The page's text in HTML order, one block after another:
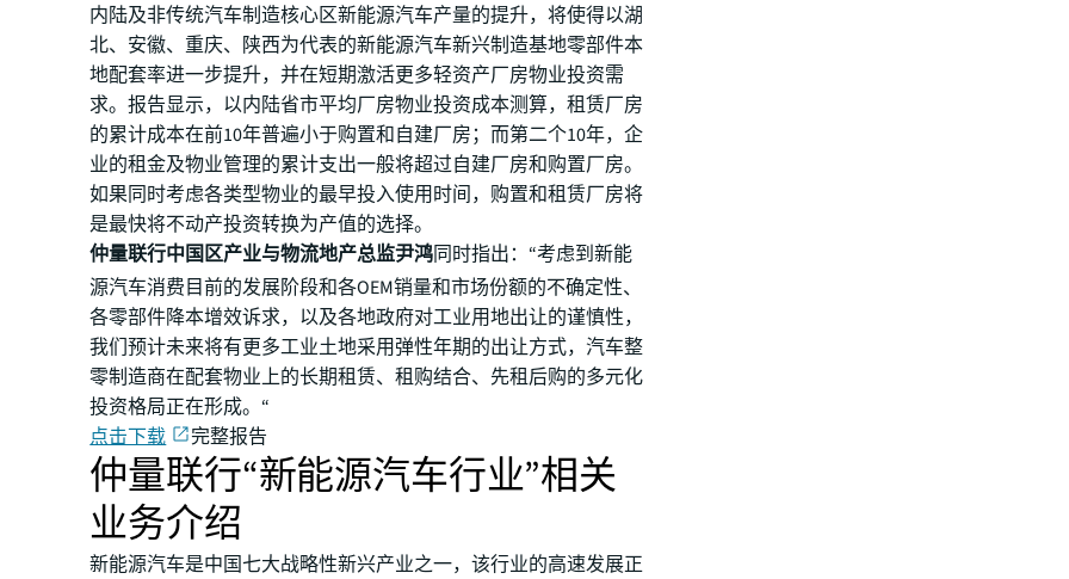
内陆及非传统汽车制造核心区新能源汽车产量的提升，将使得以湖
北、安徽、重庆、陕西为代表的新能源汽车新兴制造基地零部件本
地配套率进一步提升，并在短期激活更多轻资产厂房物业投资需
求。报告显示，以内陆省市平均厂房物业投资成本测算，租赁厂房
的累计成本在前10年普遍小于购置和自建厂房；而第二个10年，企
业的租金及物业管理的累计支出一般将超过自建厂房和购置厂房。
如果同时考虑各类型物业的最早投入使用时间，购置和租赁厂房将
是最快将不动产投资转换为产值的选择。
仲量联行中国区产业与物流地产总监尹鸿同时指出：“考虑到新能
源汽车消费目前的发展阶段和各OEM销量和市场份额的不确定性、
各零部件降本增效诉求，以及各地政府对工业用地出让的谨慎性，
我们预计未来将有更多工业土地采用弹性年期的出让方式，汽车整
零制造商在配套物业上的长期租赁、租购结合、先租后购的多元化
投资格局正在形成。“
点击下载
完整报告
仲量联行“新能源汽车行业”相关
业务介绍
新能源汽车是中国七大战略性新兴产业之一，该行业的高速发展正